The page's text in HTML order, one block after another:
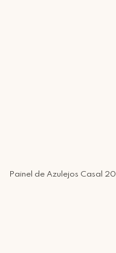
Painel de Azulejos Casal